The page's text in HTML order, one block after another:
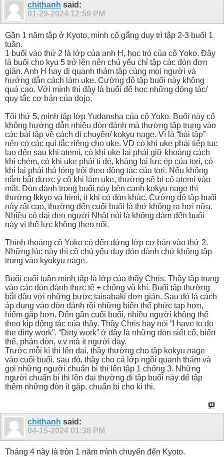
chithanh said:
01-29-2024 12:59 PM
Gần 1 năm tập ở Kyoto, mình cố gắng duy trì tập 2-3 buổi 1
tuần.
1 buổi vào thứ 2 là lớp của anh H, học trò của cô Yoko. Đây
là buổi cho kyu 5 trở lên nên chủ yếu chỉ tập các đòn đơn
giản. Anh H hay đi quanh thảm tập cùng mọi người và
hướng dẫn cách làm uke. Cường độ tập buổi này không
quá cao. Với mình thì đây là buổi để học những động tác/
quy tắc cơ bản của dojo.
Tối thứ 5, mình tập lớp Yudansha của cô Yoko. Buổi này cô
không hướng dẫn nhiều đòn đánh mà thường tập trung vào
các bài tập về cách di chuyển/ kokyu nage. Vì là “bài tập”
nên có các qui tắc riêng cho uke. VD có khi uke phải tiếp tục
lao đến sau khi atemi, có khi uke lại phải giữ khoảng cách
khi chém, có khi uke phải tì đè, kháng lại lực ép của tori, có
khi lại phải thả lỏng trôi theo động tác của tori. Nếu không
nắm bắt được ý cô khi làm uke, thường sẽ bị cô atemi vào
mặt. Đòn đánh trong buổi này bên cạnh kokyu nage thì
thường Ikkyo và Irimi, ít khi có đòn khác. Cường độ tập buổi
này rất cao, thường đến cuối buổi là thở không ra hơi nữa.
Nhiều cô đai đen người Nhật nói là không dám đến buổi
này vì thể lực không theo nổi.
Thỉnh thoảng cô Yoko có đến đứng lớp cơ bản vào thứ 2.
Những lúc này thì cô chủ yếu dạy đòn đánh chứ không tập
trung vào kyokyu nage.
Buổi cuối tuần mình tập là lớp của thầy Chris. Thầy tập trung
vào các đòn đánh thực tế + chống vũ khí. Buổi tập thường
bắt đầu với những bước taisabaki đơn giản. Sau đó là cách
áp dụng vào đòn đánh rồi những biến thể phức tạp hơn,
hiếm gặp hơn. Đến gần cuối buổi, nhiều người không thể
theo kịp động tác của thầy. Thầy Chris hay nói “I have to do
the dirty work”. “Dirty work” ở đây là những đòn siết cổ, biến
thể, phản đòn, v.v mà ít người dạy.
Trước mỗi kì thi lên đai, thầy thường cho tập kokyu nage
vào cuối buổi. sau đó, thầy cho cả lớp ngồi quanh thảm và
gọi những người chuẩn bị thi lên tập 1 chống 3. Những
người chuẩn bị thi lên đai thường đi tập buổi này để tập
thêm những đòn ít gặp, chuẩn bị cho kì thi.
chithanh said:
04-15-2024 01:38 PM
Tháng 4 này là tròn 1 năm mình chuyển đến Kyoto.